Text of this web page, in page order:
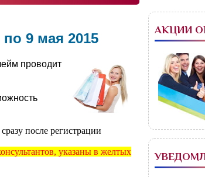
9 мая 2015
проводит
после регистрации
указаны в желтых
АКЦИИ